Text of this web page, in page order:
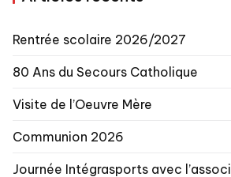
Rentrée scolaire 2026/2027
80 Ans du Secours Catholique
Visite de l’Oeuvre Mère
Communion 2026
Journée Intégrasports avec